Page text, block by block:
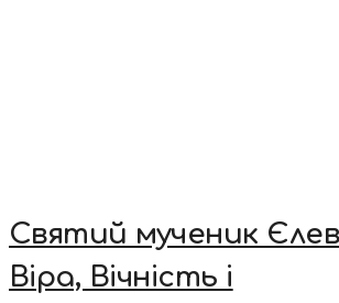
Святий мученик
Віра, Вічність і